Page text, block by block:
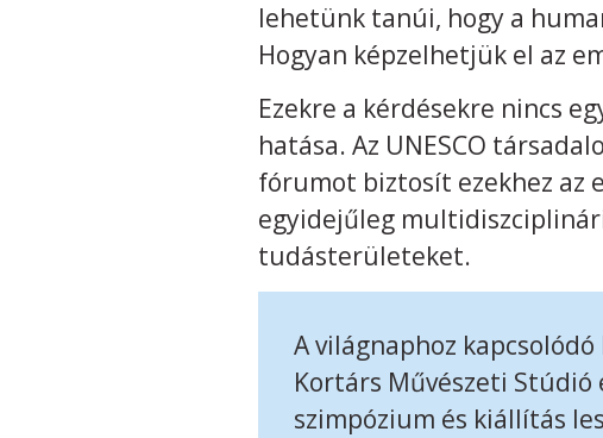
lehetünk tanúi, hogy a
Hogyan képzelhetjük el az
Ezekre a kérdésekre nincs
hatása. Az UNESCO
fórumot biztosít ezekhez az
egyidejűleg
tudásterületeket.
A világnaphoz kapcsolódó
Kortárs Művészeti
szimpózium és kiállítás